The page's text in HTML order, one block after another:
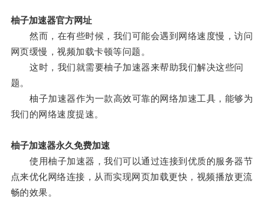
柚子加速器官方网址
然而，在有些时候，我们可能会遇到网络速度慢，访问
网页缓慢，视频加载卡顿等问题。
这时，我们就需要柚子加速器来帮助我们解决这些问
题。
柚子加速器作为一款高效可靠的网络加速工具，能够为
我们的网络速度提速。
柚子加速器永久免费加速
使用柚子加速器，我们可以通过连接到优质的服务器节
点来优化网络连接，从而实现网页加载更快，视频播放更流
畅的效果。